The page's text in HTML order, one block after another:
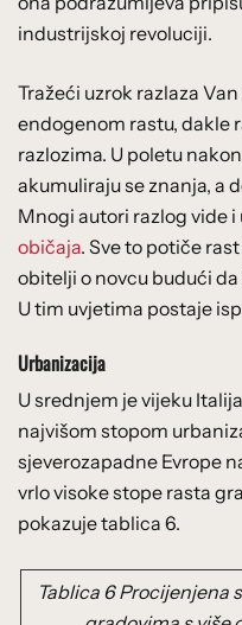
industrijskoj revoluciji.
Tražeći uzrok razlaza
endogenom rastu, dakle
razlozima. U poletu
akumuliraju se znanja, a
Mnogi autori razlog vide i
običaja. Sve to potiče
obitelji o novcu budući
U tim uvjetima postaje
Urbanizacija
U srednjem je vijeku
najvišom stopom
sjeverozapadne Evrope
vrlo visoke stope rasta
pokazuje tablica 6.
Tablica 6 Procijenjena